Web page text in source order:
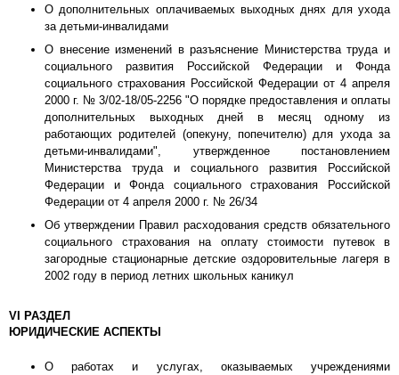
О дополнительных оплачиваемых выходных днях для ухода
за детьми-инвалидами
О внесение изменений в разъяснение Министерства труда и
социального развития Российской Федерации и Фонда
социального страхования Российской Федерации от 4 апреля
2000 г. № 3/02-18/05-2256 "О порядке предоставления и оплаты
дополнительных выходных дней в месяц одному из
работающих родителей (опекуну, попечителю) для ухода за
детьми-инвалидами", утвержденное постановлением
Министерства труда и социального развития Российской
Федерации и Фонда социального страхования Российской
Федерации от 4 апреля 2000 г. № 26/34
Об утверждении Правил расходования средств обязательного
социального страхования на оплату стоимости путевок в
загородные стационарные детские оздоровительные лагеря в
2002 году в период летних школьных каникул
VI РАЗДЕЛ
ЮРИДИЧЕСКИЕ АСПЕКТЫ
О работах и услугах, оказываемых учреждениями